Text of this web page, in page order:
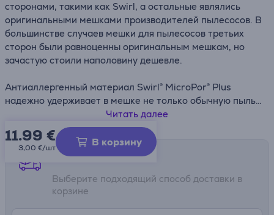
сторонами, такими как Swirl, а остальные являлись
оригинальными мешками производителей пылесосов. В
большинстве случаев мешки для пылесосов третьих
сторон были равноценны оригинальным мешкам, но
зачастую стоили наполовину дешевле.
Антиаллергенный материал Swirl® MicroPor® Plus
надежно удерживает в мешке не только обычную пыль,
но и мелкодисперсную пыль, содержащую пыльцу,
споры плесневых грибов и бактерии. Для людей,
страдающих аллергией, это означает избавление от
аллергенных частиц, содержащихся в воздухе. Система
AntiBac сокращает рост бактерий на разных слоях
мешка и надежно удерживает домашнюю пыль и
аллергенную мелкую пыль внутри. Застежка Dirtlock®
Читать далее
11.99 €
3,00 €/шт В корзину
Способы доставки
Выберите подходящий способ доставки в
корзине